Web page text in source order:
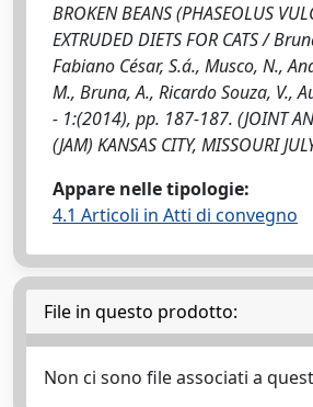
BROKEN BEANS (PHASEOLUS
EXTRUDED DIETS FOR CATS /
Fabiano César, S.á., Musco, N.,
M., Bruna, A., Ricardo Souza, V.,
- 1:(2014), pp. 187-187. (JOINT
(JAM) KANSAS CITY, MISSOURI
Appare nelle tipologie:
4.1 Articoli in Atti di convegno
File in questo prodotto:
Non ci sono file associati a